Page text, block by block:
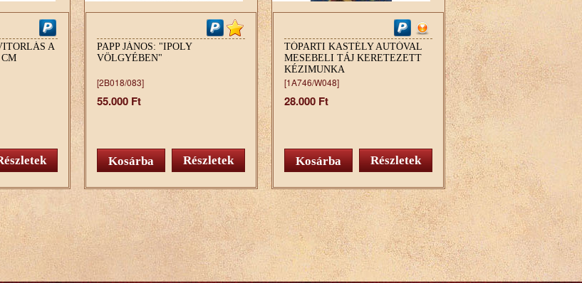
A
PAPP JÁNOS: "IPOLY
VÖLGYÉBEN"
[2B018/083]
55.000 Ft
Részletek
TÓPARTI KASTÉLY AUTÓVAL
MESEBELI TÁJ KERETEZETT
KÉZIMUNKA
[1A746/W048]
28.000 Ft
Részletek